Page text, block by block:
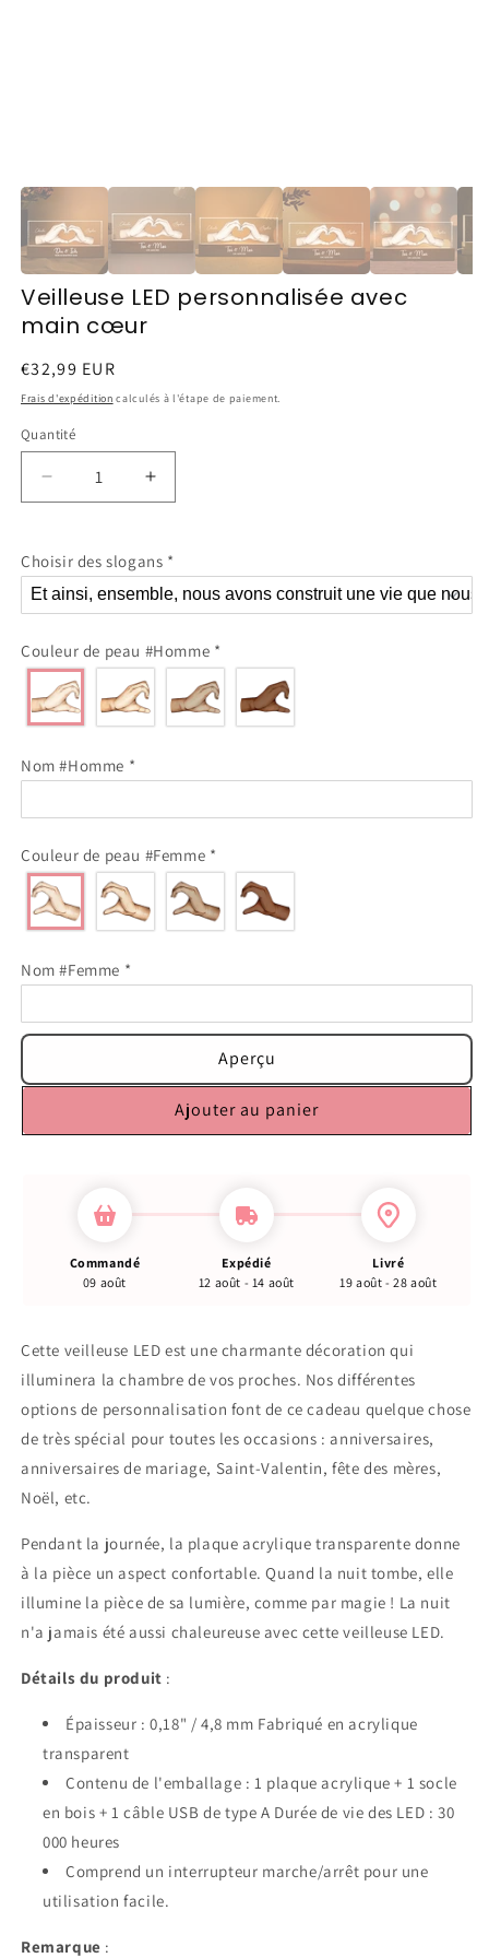
Veilleuse LED personnalisée avec
main cœur
Prix
habituel
€32,99 EUR
Frais d'expédition calculés à l'étape de paiement.
Quantité
Réduire
la
de
Veilleuse
LED
avec
main
cœur
Augmenter
la
de
Veilleuse
LED
avec
main
cœur
Choisir des slogans *
Couleur de peau #Homme *
Nom #Homme *
Couleur de peau #Femme *
Nom #Femme *
Aperçu
Ajouter au panier
Commandé
09 août
Expédié
12 août - 14 août
Livré
19 août - 28 août
Cette veilleuse LED est une charmante décoration qui
illuminera la chambre de vos proches. Nos différentes
options de personnalisation font de ce cadeau quelque chose
de très spécial pour toutes les occasions : anniversaires,
anniversaires de mariage, Saint-Valentin, fête des mères,
Noël, etc.
Pendant la journée, la plaque acrylique transparente donne
à la pièce un aspect confortable. Quand la nuit tombe, elle
illumine la pièce de sa lumière, comme par magie ! La nuit
n'a jamais été aussi chaleureuse avec cette veilleuse LED.
Détails du produit :
Épaisseur : 0,18" / 4,8 mm Fabriqué en acrylique
transparent
Contenu de l'emballage : 1 plaque acrylique + 1 socle
en bois + 1 câble USB de type A Durée de vie des LED : 30
000 heures
Comprend un interrupteur marche/arrêt pour une
utilisation facile.
Remarque :